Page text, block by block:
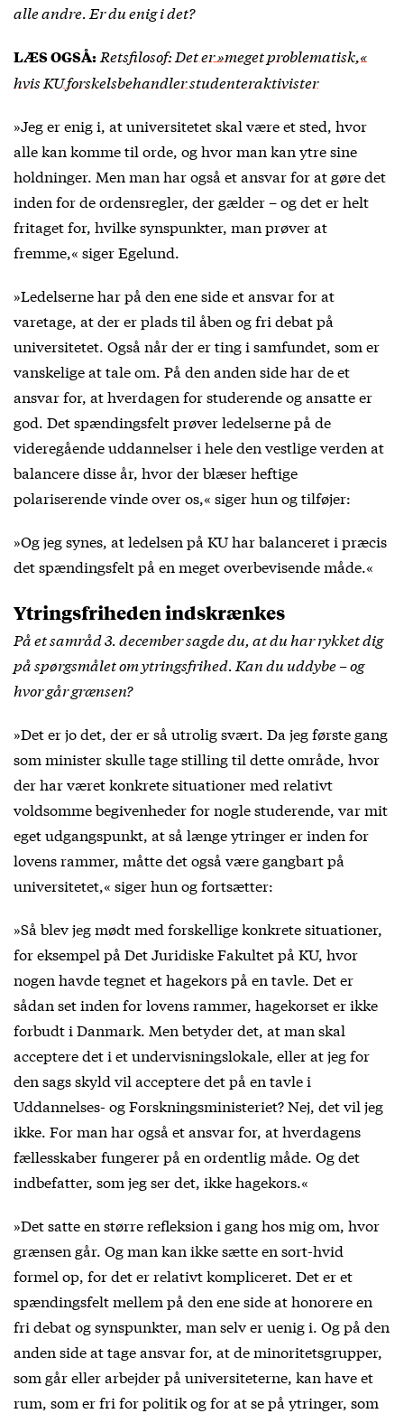
alle andre. Er du enig i det?
LÆS OGSÅ: Retsfilosof: Det er »meget problematisk,«
hvis KU forskelsbehandler studenteraktivister
»Jeg er enig i, at universitetet skal være et sted, hvor
alle kan komme til orde, og hvor man kan ytre sine
holdninger. Men man har også et ansvar for at gøre det
inden for de ordensregler, der gælder – og det er helt
fritaget for, hvilke synspunkter, man prøver at
fremme,« siger Egelund.
»Ledelserne har på den ene side et ansvar for at
varetage, at der er plads til åben og fri debat på
universitetet. Også når der er ting i samfundet, som er
vanskelige at tale om. På den anden side har de et
ansvar for, at hverdagen for studerende og ansatte er
god. Det spændingsfelt prøver ledelserne på de
videregående uddannelser i hele den vestlige verden at
balancere disse år, hvor der blæser heftige
polariserende vinde over os,« siger hun og tilføjer:
»Og jeg synes, at ledelsen på KU har balanceret i præcis
det spændingsfelt på en meget overbevisende måde.«
Ytringsfriheden indskrænkes
På et samråd 3. december sagde du, at du har rykket dig
på spørgsmålet om ytringsfrihed. Kan du uddybe – og
hvor går grænsen?
»Det er jo det, der er så utrolig svært. Da jeg første gang
som minister skulle tage stilling til dette område, hvor
der har været konkrete situationer med relativt
voldsomme begivenheder for nogle studerende, var mit
eget udgangspunkt, at så længe ytringer er inden for
lovens rammer, måtte det også være gangbart på
universitetet,« siger hun og fortsætter:
»Så blev jeg mødt med forskellige konkrete situationer,
for eksempel på Det Juridiske Fakultet på KU, hvor
nogen havde tegnet et hagekors på en tavle. Det er
sådan set inden for lovens rammer, hagekorset er ikke
forbudt i Danmark. Men betyder det, at man skal
acceptere det i et undervisningslokale, eller at jeg for
den sags skyld vil acceptere det på en tavle i
Uddannelses- og Forskningsministeriet? Nej, det vil jeg
ikke. For man har også et ansvar for, at hverdagens
fællesskaber fungerer på en ordentlig måde. Og det
indbefatter, som jeg ser det, ikke hagekors.«
»Det satte en større refleksion i gang hos mig om, hvor
grænsen går. Og man kan ikke sætte en sort-hvid
formel op, for det er relativt kompliceret. Det er et
spændingsfelt mellem på den ene side at honorere en
fri debat og synspunkter, man selv er uenig i. Og på den
anden side at tage ansvar for, at de minoritetsgrupper,
som går eller arbejder på universiteterne, kan have et
rum, som er fri for politik og for at se på ytringer, som